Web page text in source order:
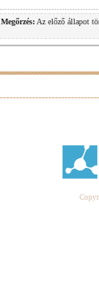
Megőrzés: Az előző állapot